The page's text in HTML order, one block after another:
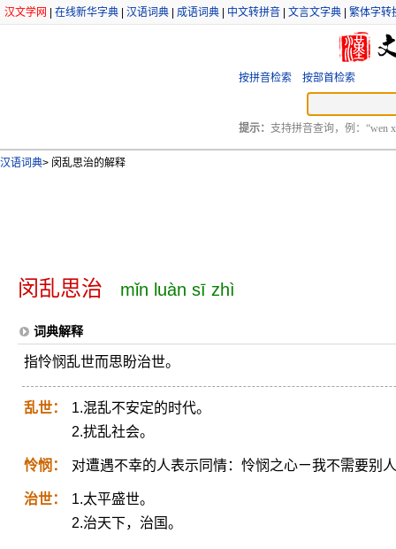
汉文学网 在线新华字典 汉语词典 成语词典 中文转拼音 文言文字典 繁体字转
按拼音检索 按部首检索
提示： 支持拼音查询，例：“wen
汉语词典> 闵乱思治的解释
闵乱思治 mǐn luàn sī zhì
词典解释
指怜悯乱世而思盼治世。
乱世：
1.混乱不安定的时代。
2.扰乱社会。
怜悯： 对遭遇不幸的人表示同情：怜悯之心ㄧ我不需要别
治世：
1.太平盛世。
2.治天下，治国。